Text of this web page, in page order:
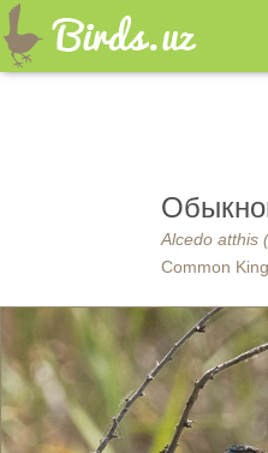
Alcedo atthis
Common